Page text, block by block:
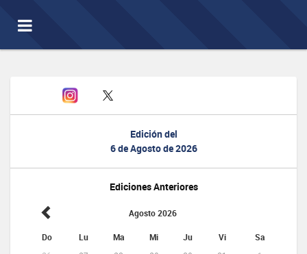
Toggle
navigation
Edición del
6 de Agosto de 2026
Ediciones Anteriores
Agosto 2026
Do Lu Ma Mi Ju Vi Sa